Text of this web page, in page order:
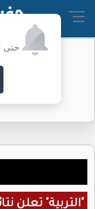
حتى
"التربية" تعلن نتائج